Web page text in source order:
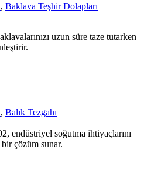
, Baklava Teşhir Dolapları
uzun süre taze tutarken
, Balık Tezgahı
endüstriyel soğutma ihtiyaçlarını
çözüm sunar.